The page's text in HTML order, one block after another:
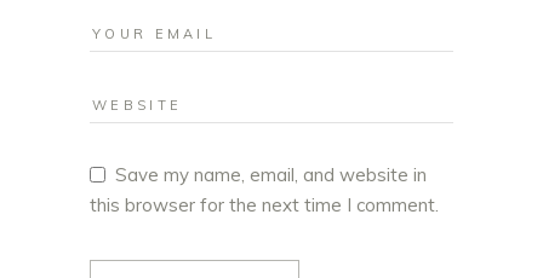
Save my name, email, and website in
this browser for the next time I comment.